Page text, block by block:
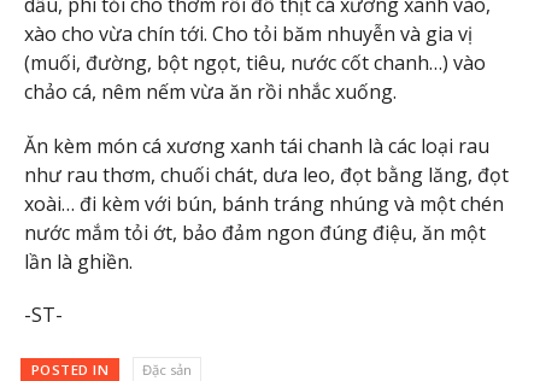
xào cho vừa chín tới. Cho tỏi băm nhuyễn và gia vị
(muối, đường, bột ngọt, tiêu, nước cốt chanh…) vào
chảo cá, nêm nếm vừa ăn rồi nhắc xuống.
Ăn kèm món cá xương xanh tái chanh là các loại rau
như rau thơm, chuối chát, dưa leo, đọt bằng lăng, đọt
xoài… đi kèm với bún, bánh tráng nhúng và một chén
nước mắm tỏi ớt, bảo đảm ngon đúng điệu, ăn một
lần là ghiền.
-ST-
POSTED IN Đặc sản